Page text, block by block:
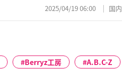
2025/04/19 06:00 国内
Berryz工房
A.B.C-Z